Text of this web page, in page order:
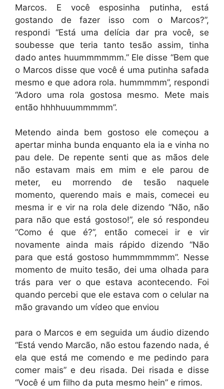
Marcos. E você esposinha putinha, está
gostando de fazer isso com o Marcos?”,
respondi “Está uma delícia dar pra você, se
soubesse que teria tanto tesão assim, tinha
dado antes huummmmmm.” Ele disse “Bem que
o Marcos disse que você é uma putinha safada
mesmo e que adora rola. hummmmm”, respondi
“Adoro uma rola gostosa mesmo. Mete mais
então hhhhuuummmmm”.
Metendo ainda bem gostoso ele começou a
apertar minha bunda enquanto ela ia e vinha no
pau dele. De repente senti que as mãos dele
não estavam mais em mim e ele parou de
meter, eu morrendo de tesão naquele
momento, querendo mais e mais, comecei eu
mesma ir e vir na rola dele dizendo “Não, não
para não que está gostoso!”, ele só respondeu
“Como é que é?”, então comecei ir e vir
novamente ainda mais rápido dizendo “Não
para que está gostoso hummmmmmm”. Nesse
momento de muito tesão, dei uma olhada para
trás para ver o que estava acontecendo. Foi
quando percebi que ele estava com o celular na
mão gravando um vídeo que enviou
para o Marcos e em seguida um áudio dizendo
“Está vendo Marcão, não estou fazendo nada, é
ela que está me comendo e me pedindo para
comer mais” e deu risada. Dei risada e disse
“Você é um filho da puta mesmo hein” e rimos.